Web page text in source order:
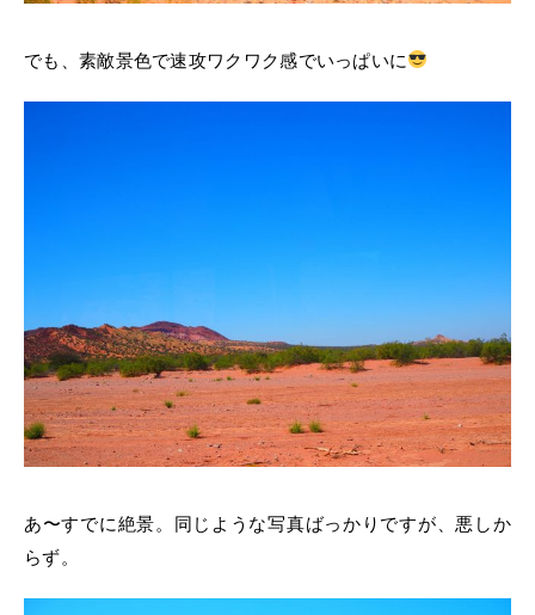
でも、素敵景色で速攻ワクワク感でいっぱいに
あ〜すでに絶景。同じような写真ばっかりですが、悪しか
らず。